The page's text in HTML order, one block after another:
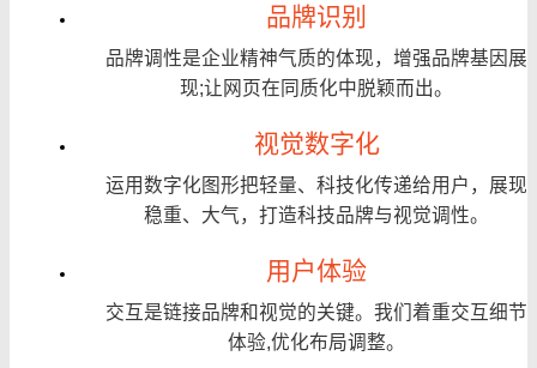
品牌识别
品牌调性是企业精神气质的体现，增强品牌基因展
现;让网页在同质化中脱颖而出。
视觉数字化
运用数字化图形把轻量、科技化传递给用户，展现
稳重、大气，打造科技品牌与视觉调性。
用户体验
交互是链接品牌和视觉的关键。我们着重交互细节
体验,优化布局调整。